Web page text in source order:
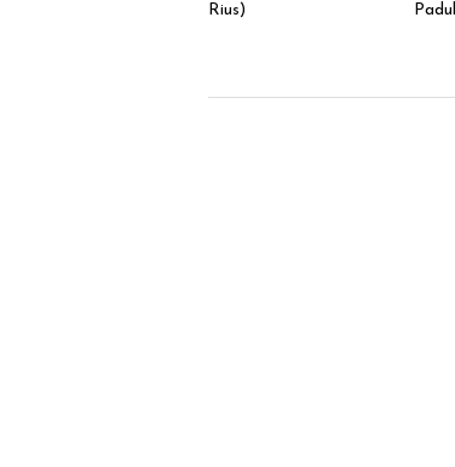
Rius)